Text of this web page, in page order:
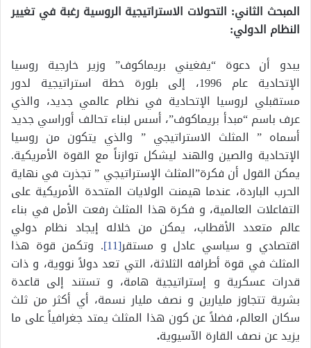
المبحث الثاني: التحولات الاستراتيجية الروسية رغبة في تغيير
النظام الدولي:
يبدو أن دعوة “يفغيني بريماكوف” وزير خارجية روسيا
الإتحادية عام 1996، إلى بلورة خطة استراتيجية لدور
مستقبلي لروسيا الإتحادية في نظام عالمي جديد، والذي
عرف باسم “مبدأ بريماكوف”، أسس لبناء تحالف أوراسي جديد
أسماه ” المثلث الاستراتيجي ” والذي يتكون من روسيا
الإتحادية والصين والهند ليشكل توازناً مع القوة الأمريكية.
يمكن القول أن فكرة”المثلث الإستراتيجي ” تجذرت في نهاية
الحرب الباردة، عندما هيمنت الولايات المتحدة الأمريكية على
التفاعلات العالمية، و فكرة هذا المثلث رفعت الأمل في بناء
عالم متعدد الأقطاب، يمكن من خلاله إيجاد نظام دولي
اقتصادي و سياسي عادل و مستقر[11]
. وتكمن قوة هذا
المثلث في قوة أطرافه الثلاثة، التي تعد دولاً نووية، و ذات
قدرات عسكرية و إستراتيجية هامة، و تستند إلى قاعدة
بشرية تتجاوز مليارين و نصف مليار نسمة، أي أكثر من ثلث
سكان العالم، فضلاً عن كون هذا المثلث يمتد جغرافياً على ما
يزيد عن نصف القارة الآسيوية.